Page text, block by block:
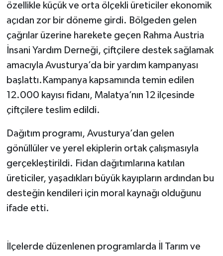
özellikle küçük ve orta ölçekli üreticiler ekonomik
açıdan zor bir döneme girdi. Bölgeden gelen
çağrılar üzerine harekete geçen Rahma Austria
İnsani Yardım Derneği, çiftçilere destek sağlamak
amacıyla Avusturya’da bir yardım kampanyası
başlattı.Kampanya kapsamında temin edilen
12.000 kayısı fidanı, Malatya’nın 12 ilçesinde
çiftçilere teslim edildi.
Dağıtım programı, Avusturya’dan gelen
gönüllüler ve yerel ekiplerin ortak çalışmasıyla
gerçekleştirildi. Fidan dağıtımlarına katılan
üreticiler, yaşadıkları büyük kayıpların ardından bu
desteğin kendileri için moral kaynağı olduğunu
ifade etti.
İlçelerde düzenlenen programlarda İl Tarım ve